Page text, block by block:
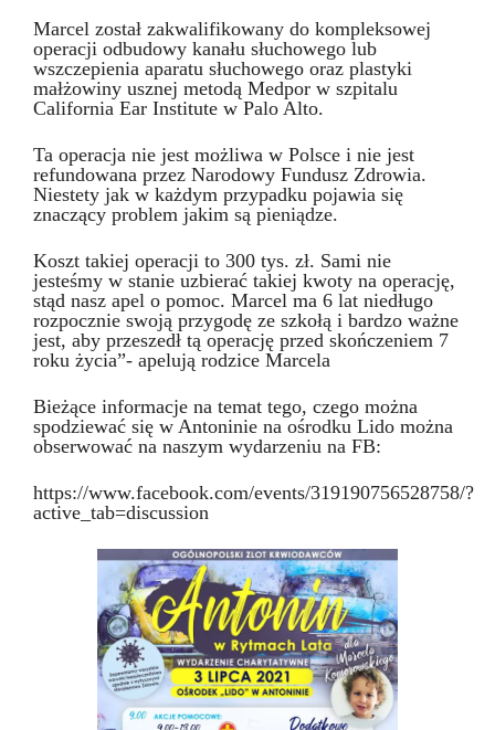
Marcel został zakwalifikowany do kompleksowej
operacji odbudowy kanału słuchowego lub
wszczepienia aparatu słuchowego oraz plastyki
małżowiny usznej metodą Medpor w szpitalu
California Ear Institute w Palo Alto.
Ta operacja nie jest możliwa w Polsce i nie jest
refundowana przez Narodowy Fundusz Zdrowia.
Niestety jak w każdym przypadku pojawia się
znaczący problem jakim są pieniądze.
Koszt takiej operacji to 300 tys. zł. Sami nie
jesteśmy w stanie uzbierać takiej kwoty na operację,
stąd nasz apel o pomoc. Marcel ma 6 lat niedługo
rozpocznie swoją przygodę ze szkołą i bardzo ważne
jest, aby przeszedł tą operację przed skończeniem 7
roku życia”- apelują rodzice Marcela
Bieżące informacje na temat tego, czego można
spodziewać się w Antoninie na ośrodku Lido można
obserwować na naszym wydarzeniu na FB:
https://www.facebook.com/events/319190756528758/?
active_tab=discussion